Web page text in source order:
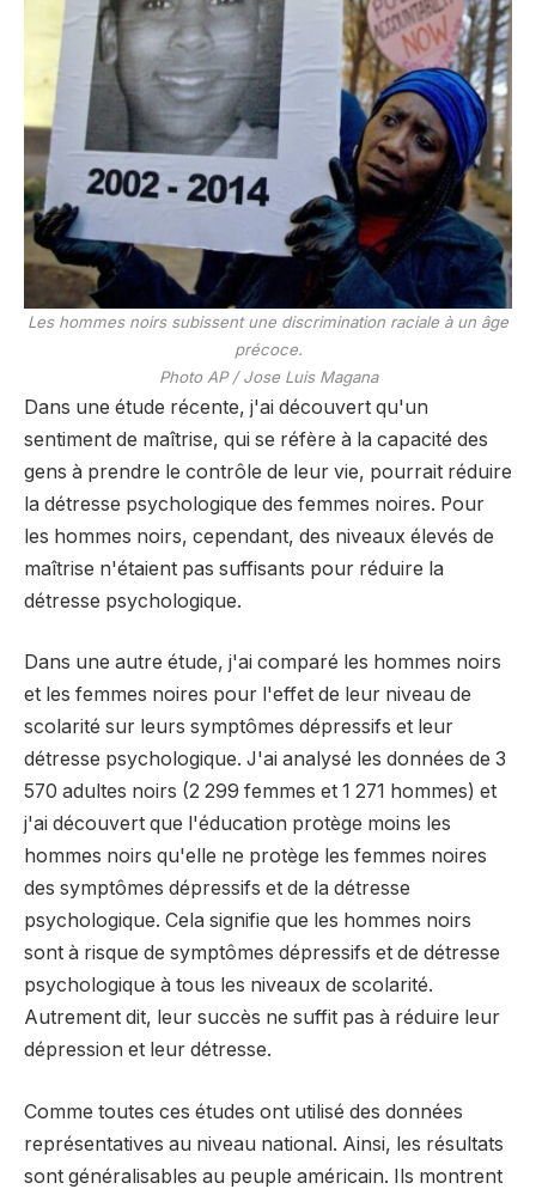
Les hommes noirs subissent une discrimination raciale à un âge
précoce.
Photo AP / Jose Luis Magana
Dans une étude récente, j'ai découvert qu'un
sentiment de maîtrise, qui se réfère à la capacité des
gens à prendre le contrôle de leur vie, pourrait réduire
la détresse psychologique des femmes noires. Pour
les hommes noirs, cependant, des niveaux élevés de
maîtrise n'étaient pas suffisants pour réduire la
détresse psychologique.
Dans une autre étude, j'ai comparé les hommes noirs
et les femmes noires pour l'effet de leur niveau de
scolarité sur leurs symptômes dépressifs et leur
détresse psychologique. J'ai analysé les données de 3
570 adultes noirs (2 299 femmes et 1 271 hommes) et
j'ai découvert que l'éducation protège moins les
hommes noirs qu'elle ne protège les femmes noires
des symptômes dépressifs et de la détresse
psychologique. Cela signifie que les hommes noirs
sont à risque de symptômes dépressifs et de détresse
psychologique à tous les niveaux de scolarité.
Autrement dit, leur succès ne suffit pas à réduire leur
dépression et leur détresse.
Comme toutes ces études ont utilisé des données
représentatives au niveau national. Ainsi, les résultats
sont généralisables au peuple américain. Ils montrent